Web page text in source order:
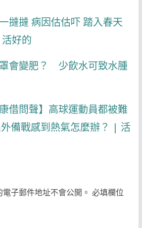
撻撻 病因估估吓 踏入春天
好的
會變肥？ 少飲水可致水腫
康借問聲】高球運動員都被難
備戰感到熱氣怎麼辦？ | 活
子郵件地址不會公開。 必填欄位